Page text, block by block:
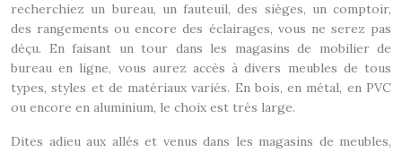
recherchiez un bureau, un fauteuil, des sièges, un comptoir,
des rangements ou encore des éclairages, vous ne serez pas
déçu. En faisant un tour dans les magasins de mobilier de
bureau en ligne, vous aurez accès à divers meubles de tous
types, styles et de matériaux variés. En bois, en métal, en PVC
ou encore en aluminium, le choix est très large.
Dites adieu aux allés et venus dans les magasins de meubles,